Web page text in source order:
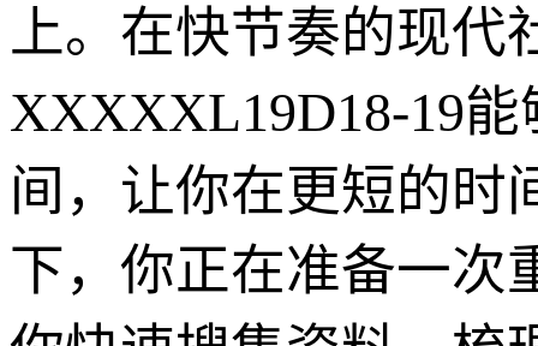
上。在快节奏的现代
XXXXXL19D18-19
间，让你在更短的时
下，你正在准备一次